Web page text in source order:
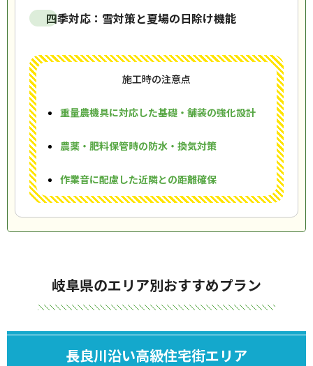
四季対応：雪対策と夏場の日除け機能
施工時の注意点
重量農機具に対応した基礎・舗装の強化設計
農薬・肥料保管時の防水・換気対策
作業音に配慮した近隣との距離確保
岐阜県のエリア別おすすめプラン
長良川沿い高級住宅街エリア